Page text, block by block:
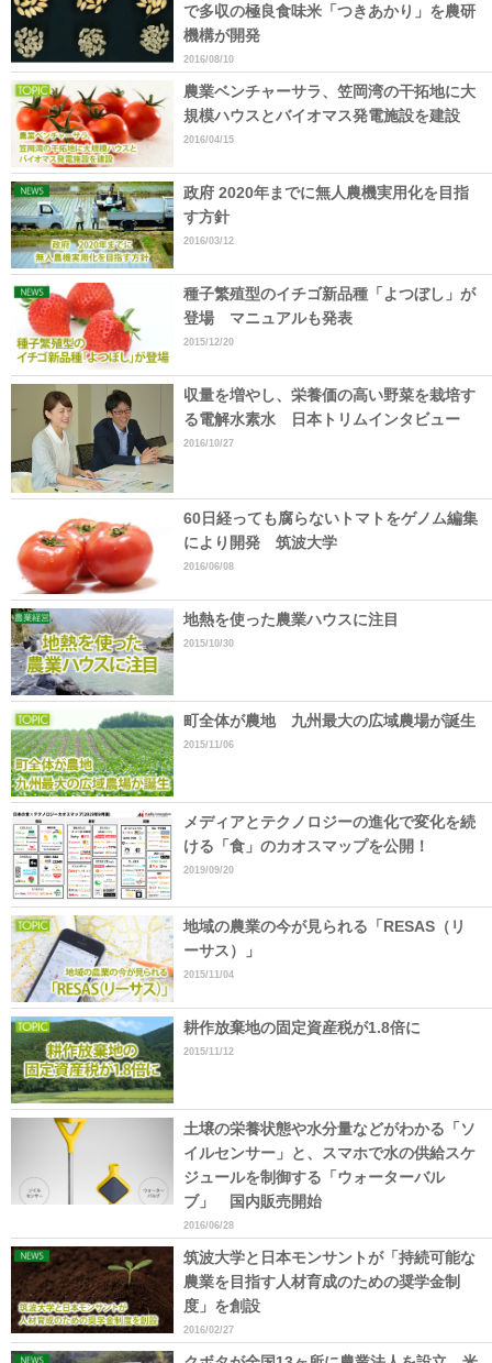
で多収の極良食味米「つきあかり」を農研
機構が開発
2016/08/10
農業ベンチャーサラ、笠岡湾の干拓地に大
規模ハウスとバイオマス発電施設を建設
2016/04/15
政府 2020年までに無人農機実用化を目指
す方針
2016/03/12
種子繁殖型のイチゴ新品種「よつぼし」が
登場 マニュアルも発表
2015/12/20
収量を増やし、栄養価の高い野菜を栽培す
る電解水素水 日本トリムインタビュー
2016/10/27
60日経っても腐らないトマトをゲノム編集
により開発 筑波大学
2016/06/08
地熱を使った農業ハウスに注目
2015/10/30
町全体が農地 九州最大の広域農場が誕生
2015/11/06
メディアとテクノロジーの進化で変化を続
ける「食」のカオスマップを公開！
2019/09/20
地域の農業の今が見られる「RESAS（リ
ーサス）」
2015/11/04
耕作放棄地の固定資産税が1.8倍に
2015/11/12
土壌の栄養状態や水分量などがわかる「ソ
イルセンサー」と、スマホで水の供給スケ
ジュールを制御する「ウォーターバル
ブ」 国内販売開始
2016/06/28
筑波大学と日本モンサントが「持続可能な
農業を目指す人材育成のための奨学金制
度」を創設
2016/02/27